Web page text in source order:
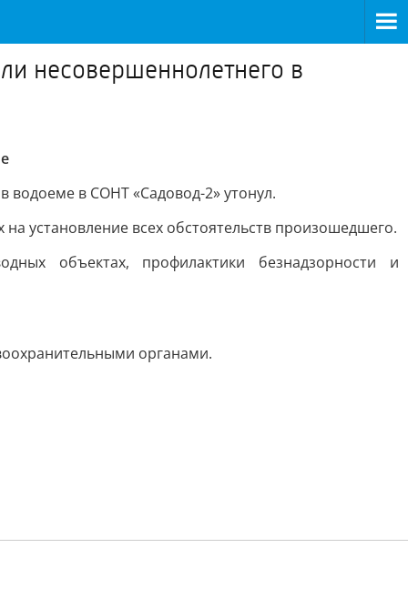
несовершеннолетнего в
водоеме в СОНТ «Садовод-2» утонул.
установление всех обстоятельств произошедшего.
объектах, профилактики безнадзорности и
органами.